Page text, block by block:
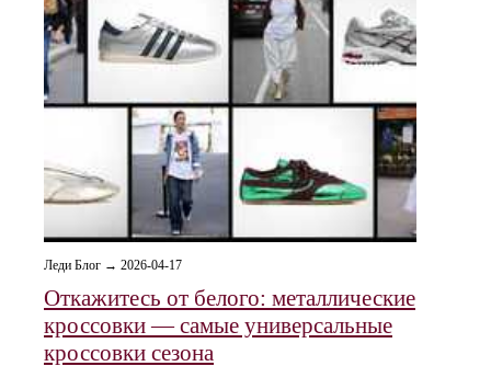
Леди Блог → 2026-04-17
Откажитесь от белого: металлические
кроссовки — самые универсальные
кроссовки сезона